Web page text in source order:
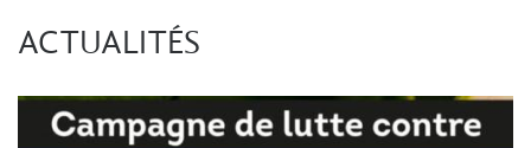
ACTUALITÉS